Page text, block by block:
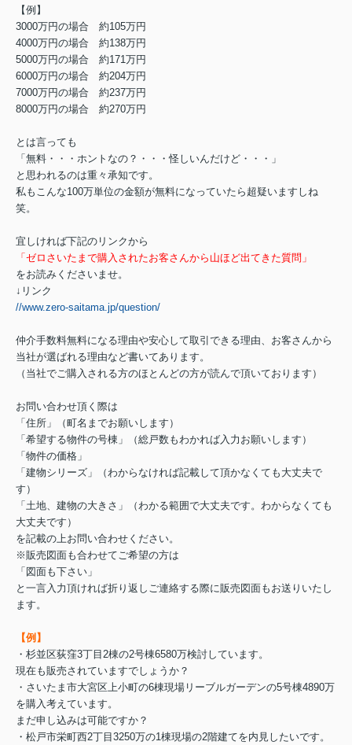
【例】
3000万円の場合 約105万円
4000万円の場合 約138万円
5000万円の場合 約171万円
6000万円の場合 約204万円
7000万円の場合 約237万円
8000万円の場合 約270万円
とは言っても
「無料・・・ホントなの？・・・怪しいんだけど・・・」
と思われるのは重々承知です。
私もこんな100万単位の金額が無料になっていたら超疑いますしね
笑。
宜しければ下記のリンクから
「ゼロさいたまで購入されたお客さんから山ほど出てきた質問」
をお読みくださいませ。
↓リンク
//www.zero-saitama.jp/question/
仲介手数料無料になる理由や安心して取引できる理由、お客さんから
当社が選ばれる理由など書いてあります。
（当社でご購入される方のほとんどの方が読んで頂いております）
お問い合わせ頂く際は
「住所」（町名までお願いします）
「希望する物件の号棟」（総戸数もわかれば入力お願いします）
「物件の価格」
「建物シリーズ」（わからなければ記載して頂かなくても大丈夫で
す）
「土地、建物の大きさ」（わかる範囲で大丈夫です。わからなくても
大丈夫です）
を記載の上お問い合わせください。
※販売図面も合わせてご希望の方は
「図面も下さい」
と一言入力頂ければ折り返しご連絡する際に販売図面もお送りいたし
ます。
【例】
・杉並区荻窪3丁目2棟の2号棟6580万検討しています。
現在も販売されていますでしょうか？
・さいたま市大宮区上小町の6棟現場リーブルガーデンの5号棟4890万
を購入考えています。
まだ申し込みは可能ですか？
・松戸市栄町西2丁目3250万の1棟現場の2階建てを内見したいです。